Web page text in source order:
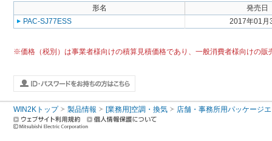
形名
発売日
PAC-SJ77ESS
2017年01月
※価格（税別）は事業者様向けの積算見積価格であり、一般消費者様向けの販
WIN2Kトップ 製品情報 [業務用]空調・換気 店舗・事務所用パッケージ